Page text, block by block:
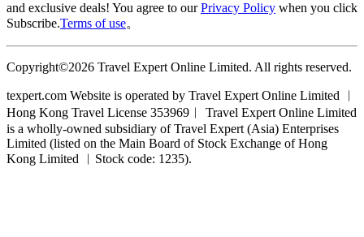
and exclusive deals! You agree to ourPrivacy Policy when you click
Subscribe.Terms of use。
Copyright©2026 Travel Expert Online Limited. All rights reserved.
texpert.com Website is operated by Travel Expert Online Limited ︱
Hong Kong Travel License 353969︱ Travel Expert Online Limited
is a wholly-owned subsidiary of Travel Expert (Asia) Enterprises
Limited (listed on the Main Board of Stock Exchange of Hong
Kong Limited ︱Stock code: 1235).